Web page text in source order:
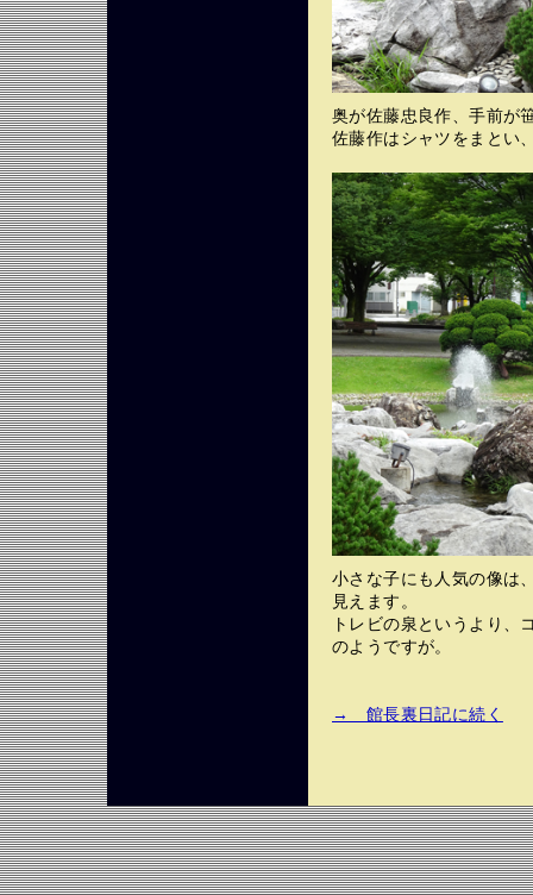
奥が佐藤忠良作、手前が
佐藤作はシャツをまとい
小さな子にも人気の像は
見えます。
トレビの泉というより、
のようですが。
→ 館長裏日記に続く